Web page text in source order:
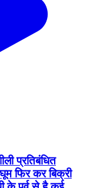
प्रतिबंधित
फिर कर बिक्री